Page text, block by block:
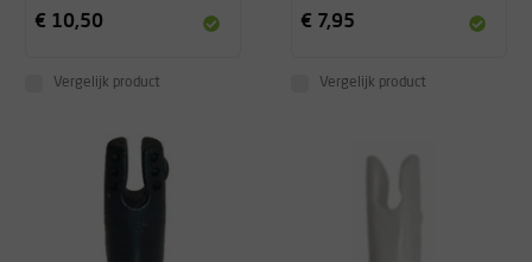
€ 10,50
Vergelijk product
€ 7,95
Vergelijk product